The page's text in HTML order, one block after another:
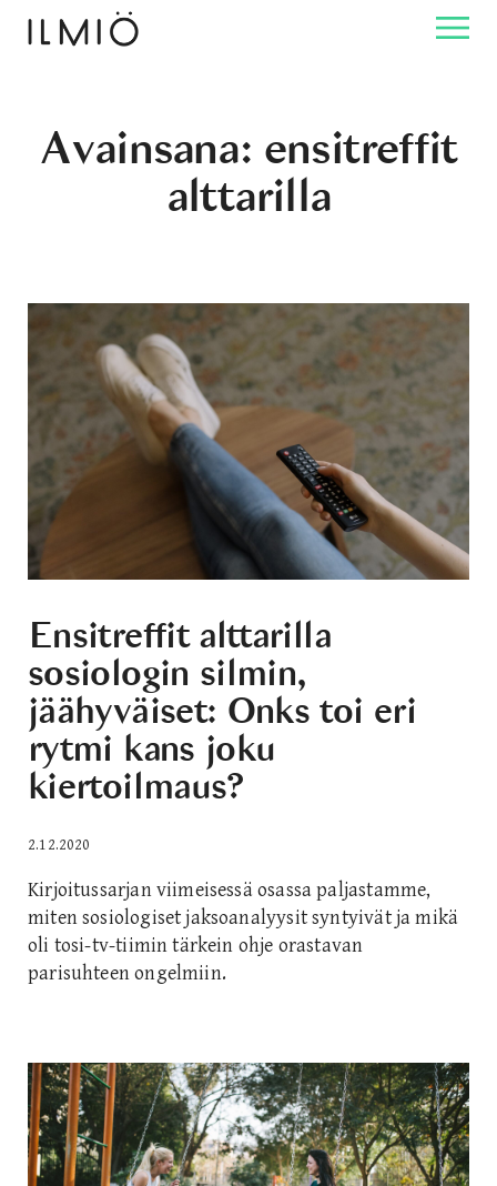
Avainsana: ensitreffit
alttarilla
Ensitreffit alttarilla
sosiologin silmin,
jäähyväiset: Onks toi eri
rytmi kans joku
kiertoilmaus?
2.12.2020
Kirjoitussarjan viimeisessä osassa paljastamme,
miten sosiologiset jaksoanalyysit syntyivät ja mikä
oli tosi-tv-tiimin tärkein ohje orastavan
parisuhteen ongelmiin.